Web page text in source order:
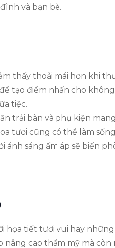
và bạn bè.
thấy thoải mái hơn khi
tạo điểm nhấn cho
tiệc.
trải bàn và phụ kiện
tươi cũng có thể làm
ánh sáng ấm áp sẽ biến
họa tiết tươi vui hay
cao thẩm mỹ mà còn